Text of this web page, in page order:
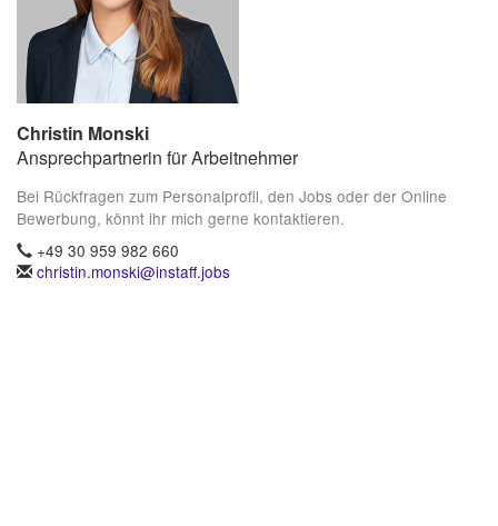
Christin Monski
Ansprechpartnerin für Arbeitnehmer
Bei Rückfragen zum Personalprofil, den Jobs oder der Online
Bewerbung, könnt ihr mich gerne kontaktieren.
+49 30 959 982 660
christin.monski@instaff.jobs